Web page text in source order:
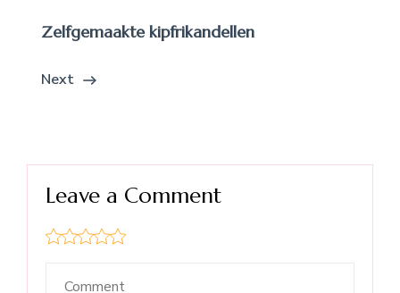
Zelfgemaakte kipfrikandellen
Next
Leave a Comment